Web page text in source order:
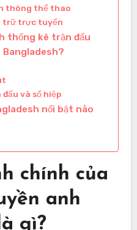
thông thể thao
trữ trực tuyến
thống kê trận đấu
và số hiệp
nổi bật nào
chính của
anh
gì?